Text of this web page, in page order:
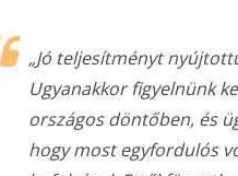
„Jó teljesítményt
Ugyanakkor figyelnünk
országos döntőben, és
hogy most egyfordulós